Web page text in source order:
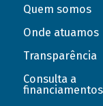
Quem somos
Onde atuamos
Transparência
Consulta a
financiamentos